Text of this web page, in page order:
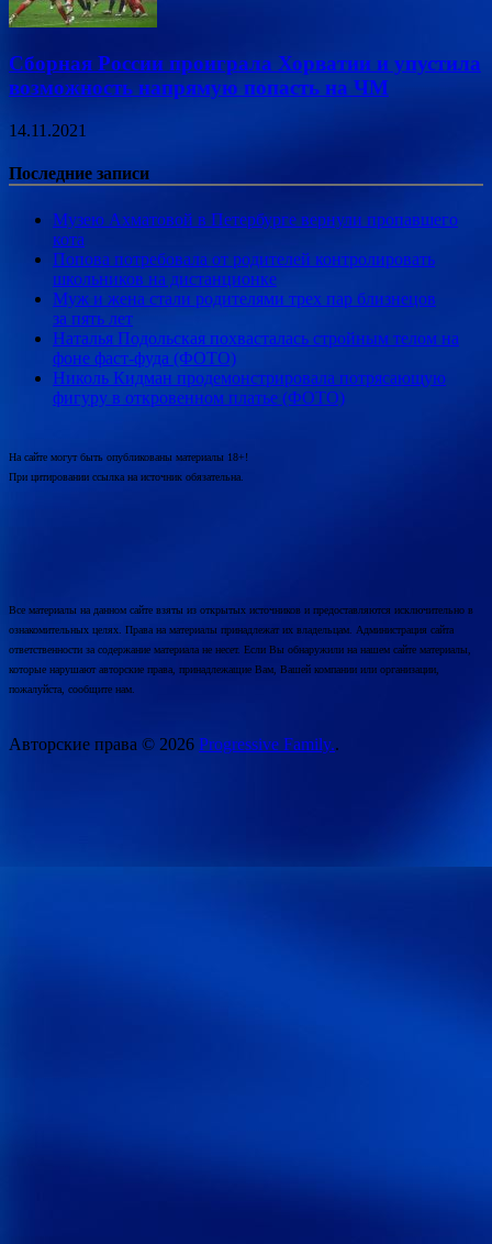
Сборная России проиграла Хорватии и упустила
возможность напрямую попасть на ЧМ
14.11.2021
Последние записи
Музею Ахматовой в Петербурге вернули пропавшего
кота
Попова потребовала от родителей контролировать
школьников на дистанционке
Муж и жена стали родителями трех пар близнецов
за пять лет
Наталья Подольская похвасталась стройным телом на
фоне фаст-фуда (ФОТО)
Николь Кидман продемонстрировала потрясающую
фигуру в откровенном платье (ФОТО)
На сайте могут быть опубликованы материалы 18+!
При цитировании ссылка на источник обязательна.
Все материалы на данном сайте взяты из открытых источников и предоставляются исключительно в
ознакомительных целях. Права на материалы принадлежат их владельцам. Администрация сайта
ответственности за содержание материала не несет. Если Вы обнаружили на нашем сайте материалы,
которые нарушают авторские права, принадлежащие Вам, Вашей компании или организации,
пожалуйста, сообщите нам.
Авторские права © 2026 Progressive Family..